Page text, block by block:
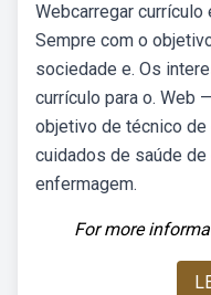
Webcarregar
Sempre com o
sociedade e. Os
currículo para o. Web
objetivo de técnico
cuidados de saúde
enfermagem.
For more